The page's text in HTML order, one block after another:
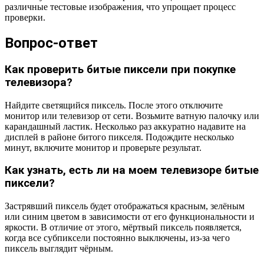
различные тестовые изображения, что упрощает процесс
проверки.
Вопрос-ответ
Как проверить битые пиксели при покупке
телевизора?
Найдите светящийся пиксель. После этого отключите
монитор или телевизор от сети. Возьмите ватную палочку или
карандашный ластик. Несколько раз аккуратно надавите на
дисплей в районе битого пикселя. Подождите несколько
минут, включите монитор и проверьте результат.
Как узнать, есть ли на моем телевизоре битые
пиксели?
Застрявший пиксель будет отображаться красным, зелёным
или синим цветом в зависимости от его функциональности и
яркости. В отличие от этого, мёртвый пиксель появляется,
когда все субпиксели постоянно выключены, из-за чего
пиксель выглядит чёрным.